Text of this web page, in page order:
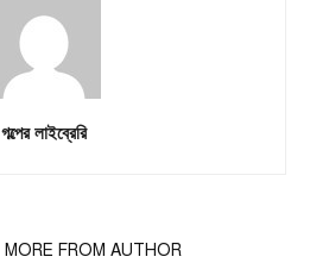
গল্পের লাইব্রেরি
MORE FROM AUTHOR